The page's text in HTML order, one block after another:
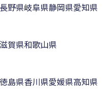
長野県岐阜県静岡県愛知県
滋賀県和歌山県
徳島県香川県愛媛県高知県